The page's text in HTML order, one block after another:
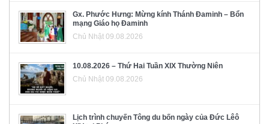
Gx. Phước Hưng: Mừng kính Thánh Đaminh – Bổn
mạng Giáo họ Đaminh
Chủ Nhật 09.08.2026
10.08.2026 – Thứ Hai Tuần XIX Thường Niên
Chủ Nhật 09.08.2026
Lịch trình chuyến Tông du bốn ngày của Đức Lêô